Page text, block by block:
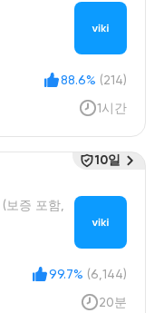
88.6% (214)
1시간
보증 포함,
99.7% (6,144)
20분
10일